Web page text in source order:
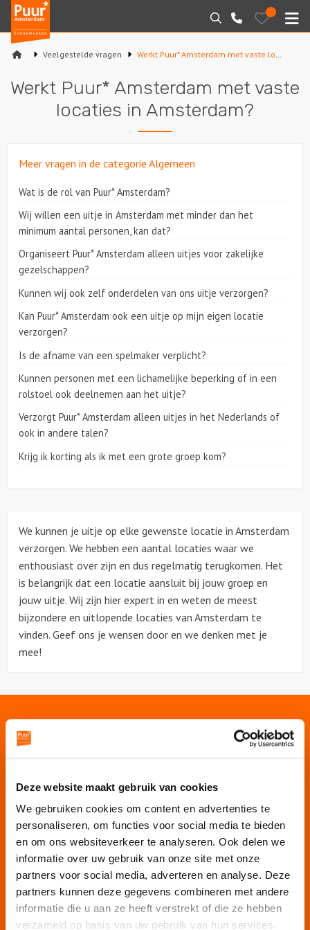
Deze website maakt gebruik van cookies
We gebruiken cookies om content en advertenties te
personaliseren, om functies voor social media te bieden
en om ons websiteverkeer te analyseren. Ook delen we
informatie over uw gebruik van onze site met onze
partners voor social media, adverteren en analyse. Deze
partners kunnen deze gegevens combineren met andere
informatie die u aan ze heeft verstrekt of die ze hebben
verzameld op basis van uw gebruik van hun services.
Puur*
Amsterdam
bedrijfsuitjes
Zoeken
020-
6260016
Bewaarde
uitjes
Varen
Sport en spel
Rondleidingen
Veelgestelde vragen Werkt Puur* Amsterdam met vaste locaties in Amsterdam?
Werkt Puur* Amsterdam met vaste
locaties in Amsterdam?
Meer vragen in de categorie Algemeen
Wat is de rol van Puur* Amsterdam?
Wij willen een uitje in Amsterdam met minder dan het
minimum aantal personen, kan dat?
Organiseert Puur* Amsterdam alleen uitjes voor zakelijke
gezelschappen?
Kunnen wij ook zelf onderdelen van ons uitje verzorgen?
Kan Puur* Amsterdam ook een uitje op mijn eigen locatie
verzorgen?
Is de afname van een spelmaker verplicht?
Kunnen personen met een lichamelijke beperking of in een
rolstoel ook deelnemen aan het uitje?
Verzorgt Puur* Amsterdam alleen uitjes in het Nederlands of
ook in andere talen?
Krijg ik korting als ik met een grote groep kom?
We kunnen je uitje op elke gewenste locatie in Amsterdam
verzorgen. We hebben een aantal locaties waar we
enthousiast over zijn en dus regelmatig terugkomen. Het
is belangrijk dat een locatie aansluit bij jouw groep en
jouw uitje. Wij zijn hier expert in en weten de meest
bijzondere en uitlopende locaties van Amsterdam te
vinden. Geef ons je wensen door en we denken met je
mee!
Onze websites
Puur Feesten
Puur Uitjes
Puur Utrecht
Puur Rotterdam
Puur Den Haag
Puur Haarlem
Escape Room Mysterium
Vergaderruimte De Grote Werf